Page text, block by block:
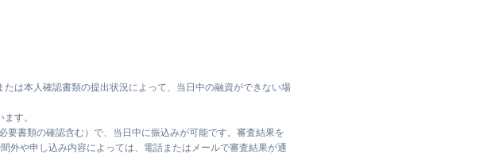
は本人確認書類の提出状況によって、当日中の融資ができない場
す。
書類の確認含む）で、当日中に振込みが可能です。審査結果を
外や申し込み内容によっては、電話またはメールで審査結果が通